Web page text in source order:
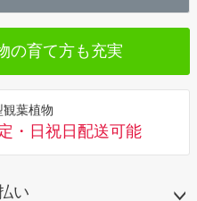
へ
の育て方も充実
観葉植物
・日祝日配送可能
い